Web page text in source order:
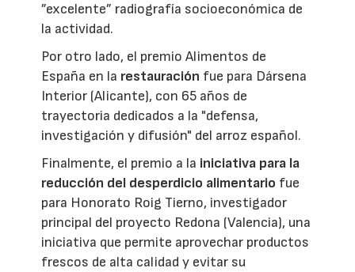
”excelente” radiografía socioeconómica de
la actividad.
Por otro lado, el premio Alimentos de
España en la restauración fue para Dársena
Interior (Alicante), con 65 años de
trayectoria dedicados a la "defensa,
investigación y difusión" del arroz español.
Finalmente, el premio a la iniciativa para la
reducción del desperdicio alimentario fue
para Honorato Roig Tierno, investigador
principal del proyecto Redona (Valencia), una
iniciativa que permite aprovechar productos
frescos de alta calidad y evitar su